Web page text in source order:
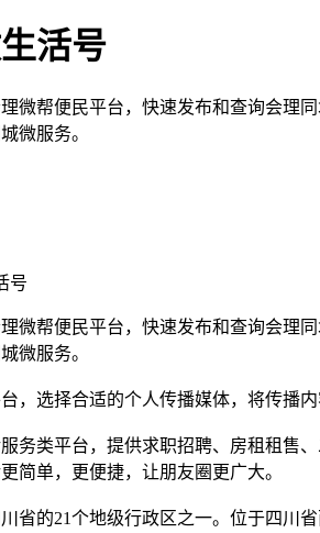
活号
微帮便民平台，快速发布和查询会理
微服务。
号
微帮便民平台，快速发布和查询会理
微服务。
，选择合适的个人传播媒体，将传播
务类平台，提供求职招聘、房租租售
简单，更便捷，让朋友圈更广大。
省的21个地级行政区之一。位于四川